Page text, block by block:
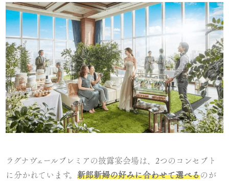
ラグナヴェールプレミアの披露宴会場は、2つのコンセプト
に分かれています。新郎新婦の好みに合わせて選べるのが